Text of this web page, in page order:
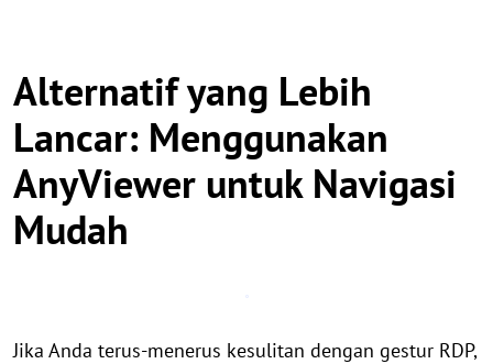
Alternatif yang Lebih
Lancar: Menggunakan
AnyViewer untuk Navigasi
Mudah
Jika Anda terus-menerus kesulitan dengan gestur RDP,